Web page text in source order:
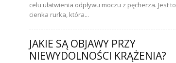
celu ułatwienia odpływu moczu z pęcherza. Jest to
cienka rurka, która...
JAKIE SĄ OBJAWY PRZY
NIEWYDOLNOŚCI KRĄŻENIA?